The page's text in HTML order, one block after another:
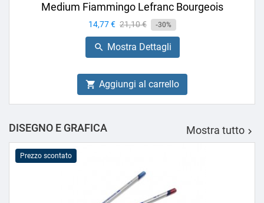
Medium Fiammingo Lefranc Bourgeois
Prezzo
14,77 € Prezzo
base
21,10 € -30%
 Mostra Dettagli
 Aggiungi al carrello
DISEGNO E GRAFICA Mostra tutto 
Prezzo scontato